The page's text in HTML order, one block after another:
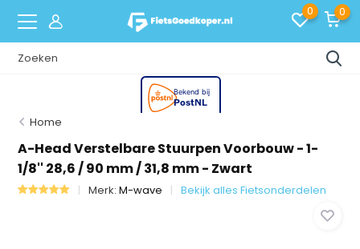
0 0
Home
A-Head Verstelbare Stuurpen Voorbouw - 1-
1/8'' 28,6 / 90 mm / 31,8 mm - Zwart
Merk:M-wave Bekijk alles Fietsonderdelen